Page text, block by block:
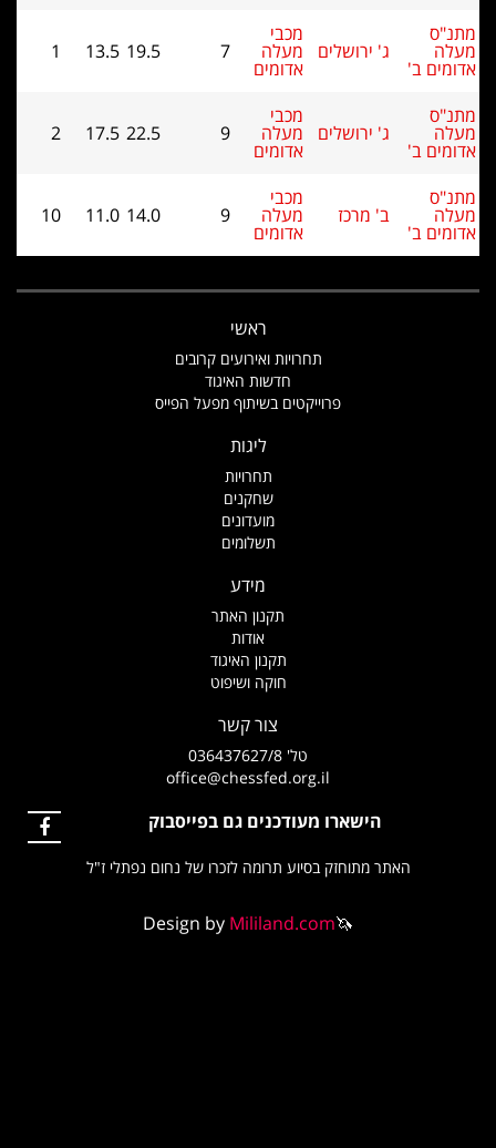
ב'
ג' ירושלים מעלה
אדומים
7
13.5
1
ב'
ג' ירושלים מעלה
אדומים
9
17.5
2
ב'
ב' מרכז מעלה
אדומים
9
11.0
10
ראשי
תחרויות ואירועים קרובים
חדשות האיגוד
פרוייקטים בשיתוף מפעל הפייס
ליגות
תחרויות
שחקנים
מועדונים
תשלומים
תקנון האתר
תקנון האיגוד
חוקה ושיפוט
צור קשר
office@chessfed.org.il
הישארו מעודכנים גם בפייסבוק
האתר מתוחזק בסיוע תרומה לזכרו של נחום נפתלי ז"ל
Design byMililand.com